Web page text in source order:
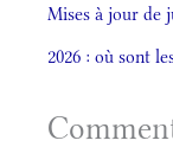
Mises à jour de
2026 : où sont